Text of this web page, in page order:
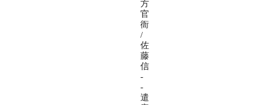
方
官
衙
/
佐
藤
信
-
-
遣